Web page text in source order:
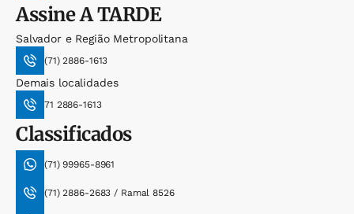
AssineA TARDE
Salvador e Região Metropolitana
(71) 2886-1613
Demais localidades
71 2886-1613
Classificados
(71) 99965-8961
(71) 2886-2683 / Ramal 8526